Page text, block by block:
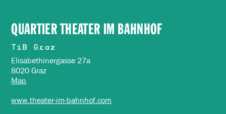
QUARTIER THEATER IM BAHNHOF
TiB Graz
Elisabethinergasse 27a
8020 Graz
Map
www.theater-im-bahnhof.com